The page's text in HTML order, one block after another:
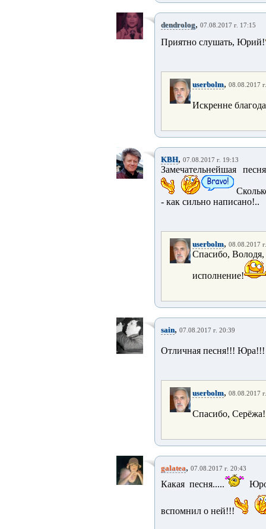
dendrolog, 07.08.2017 г. 17:15
Приятно слушать, Юрий!
userbolm, 08.08.2017
Искренне
KBH, 07.08.2017 г. 19:13
Замечательнейшая
- как сильно написано!..
userbolm, 08.08.2017
Спасибо, Володя,
исполнение!
sain, 07.08.2017 г. 20:39
Отличная песня!!!
userbolm, 08.08.2017
Спасибо,
galatea, 07.08.2017 г. 20:43
Какая песня.....
вспомнил о ней!!!